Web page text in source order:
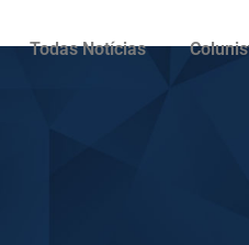
Todas Notícias